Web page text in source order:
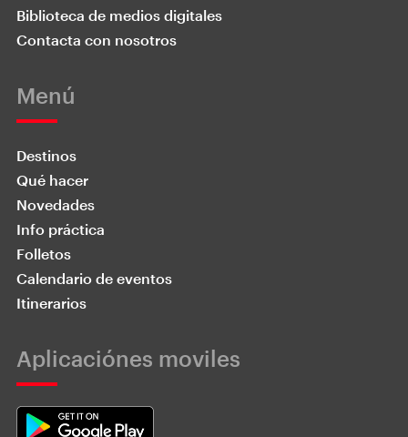
Biblioteca de medios digitales
Contacta con nosotros
Menú
Destinos
Qué hacer
Novedades
Info práctica
Folletos
Calendario de eventos
Itinerarios
Aplicaciónes moviles